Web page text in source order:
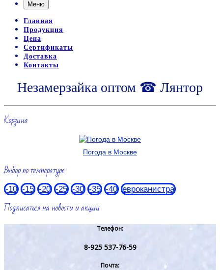
Меню
Главная
Продукция
Цена
Сертификаты
Доставка
Контакты
Незамерзайка оптом ☎ Лянтор
Корзина
Погода в Москве
Выбор по температуре
-10 -15 -20 -25 -30 -35 -40 евроканистра
Подписаться на новости и акции
Телефон:
8-925 537-76-59
Почта: